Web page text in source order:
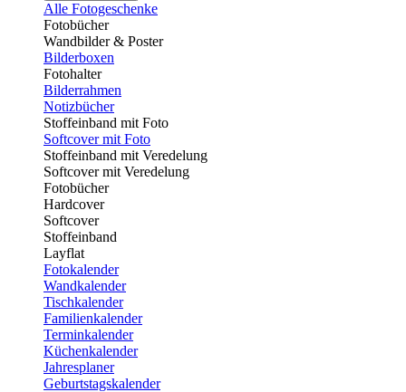
Alle Fotogeschenke
Fotobücher
Wandbilder & Poster
Bilderboxen
Fotohalter
Bilderrahmen
Notizbücher
Stoffeinband mit Foto
Softcover mit Foto
Stoffeinband mit Veredelung
Softcover mit Veredelung
Fotobücher
Hardcover
Softcover
Stoffeinband
Layflat
Fotokalender
Wandkalender
Tischkalender
Familienkalender
Terminkalender
Küchenkalender
Jahresplaner
Geburtstagskalender